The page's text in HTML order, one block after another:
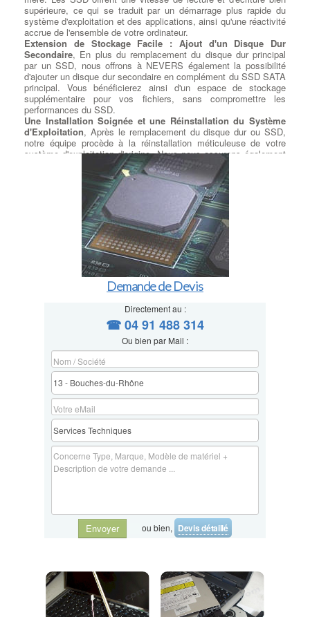
supérieure, ce qui se traduit par un démarrage plus rapide du
système d'exploitation et des applications, ainsi qu'une réactivité
accrue de l'ensemble de votre ordinateur.
Extension de Stockage Facile : Ajout d'un Disque Dur
Secondaire, En plus du remplacement du disque dur principal
par un SSD, nous offrons à NEVERS également la possibilité
d'ajouter un disque dur secondaire en complément du SSD SATA
principal. Vous bénéficierez ainsi d'un espace de stockage
supplémentaire pour vos fichiers, sans compromettre les
performances du SSD.
Une Installation Soignée et une Réinstallation du Système
d'Exploitation, Après le remplacement du disque dur ou SSD,
notre équipe procède à la réinstallation méticuleuse de votre
système d'exploitation d'origine. Nous nous assurons également
de respecter la licence utilisateur du client pour une expérience
Exploitez la Puissance du M.2 : Installation Selon Votre
, Si votre carte mère est équipée d'un port M.2
disponible, à NEVERS nous proposons l'installation de SSD M.2
SATA ou PCIe, selon les spécifications de votre modèle. Vous
pourrez ainsi exploiter pleinement la rapidité de cette technologie
Transfert de Données Sécurisé et Précis, Nous comprenons
l'importance de vos données personnelles et professionnelles.
C'est pourquoi nous prenons le plus grand soin de transférer vos
données récupérées sur le nouveau disque en respectant les
contenu reste intact et accessible comme avant, sans risque de
perte de données. Améliorez les performances de votre
ordinateur en optant pour notre service de remplacement de
disque dur et SSD. Faites confiance à notre équipe compétente
pour une migration en douceur vers la rapidité, la fiabilité et
l'efficacité d'un SSD.
à NEVERS Contactez-nous dès aujourd'hui pour en savoir plus
sur nos services de réparation d'ordinateurs et pour planifier votre
remplacement de disque dur ou SSD. Votre satisfaction est notre
priorité absolue.
Demande de Devis
Directement au :
☎ 04 91 488 314
Ou bien par Mail :
Envoyer ou bien, Devis détaillé